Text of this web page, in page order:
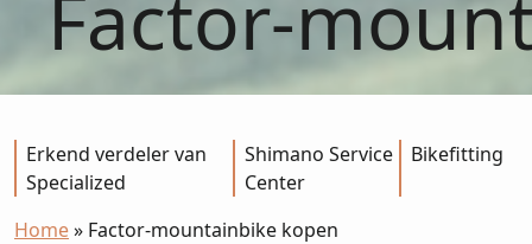
Factor-
Erkend verdeler van
Specialized
Shimano Service
Center
Bikefitting
Home» Factor-mountainbike kopen